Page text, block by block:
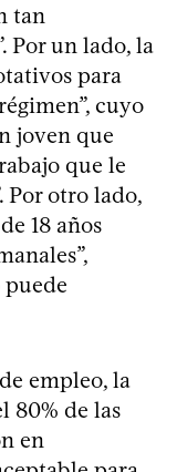
tan
Por un lado, la
para
cuyo
joven que
que le
Por otro lado,
18 años
puede
empleo, la
80% de las
en